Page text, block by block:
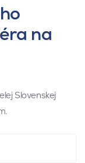
na
Slovenskej